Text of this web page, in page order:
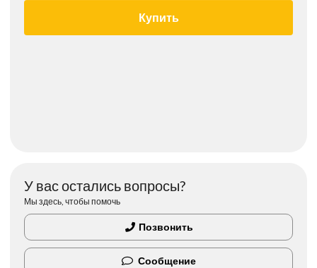
Купить
У вас остались вопросы?
Мы здесь, чтобы помочь
Позвонить
Сообщение